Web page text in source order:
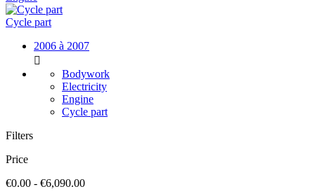
Cycle part
2006 à 2007

Bodywork
Electricity
Engine
Cycle part
Filters
Price
€0.00 - €6,090.00